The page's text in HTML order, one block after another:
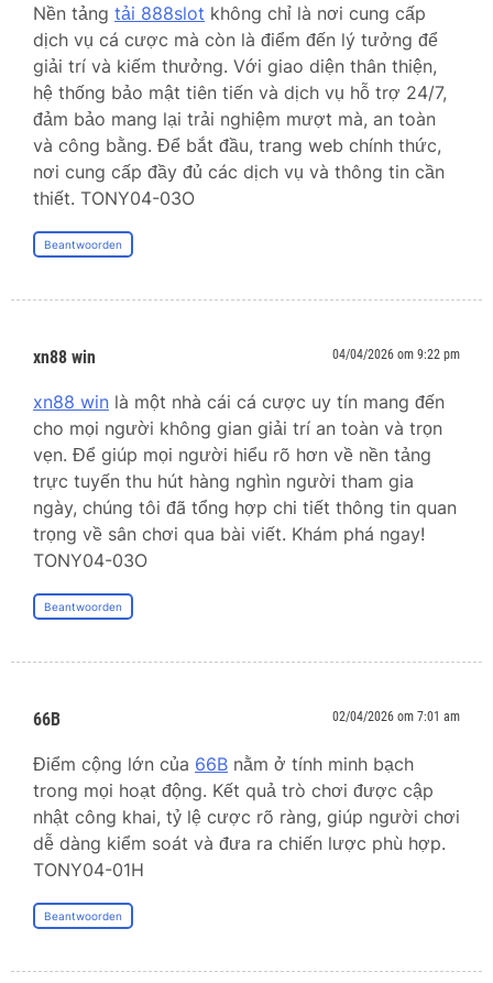
Nền tảng tải 888slot không chỉ là nơi cung cấp
dịch vụ cá cược mà còn là điểm đến lý tưởng để
giải trí và kiếm thưởng. Với giao diện thân thiện,
hệ thống bảo mật tiên tiến và dịch vụ hỗ trợ 24/7,
đảm bảo mang lại trải nghiệm mượt mà, an toàn
và công bằng. Để bắt đầu, trang web chính thức,
nơi cung cấp đầy đủ các dịch vụ và thông tin cần
thiết. TONY04-03O
Beantwoorden
xn88 win 04/04/2026 om 9:22 pm
xn88 win là một nhà cái cá cược uy tín mang đến
cho mọi người không gian giải trí an toàn và trọn
vẹn. Để giúp mọi người hiểu rõ hơn về nền tảng
trực tuyến thu hút hàng nghìn người tham gia
ngày, chúng tôi đã tổng hợp chi tiết thông tin quan
trọng về sân chơi qua bài viết. Khám phá ngay!
TONY04-03O
Beantwoorden
66B 02/04/2026 om 7:01 am
Điểm cộng lớn của 66B nằm ở tính minh bạch
trong mọi hoạt động. Kết quả trò chơi được cập
nhật công khai, tỷ lệ cược rõ ràng, giúp người chơi
dễ dàng kiểm soát và đưa ra chiến lược phù hợp.
TONY04-01H
Beantwoorden